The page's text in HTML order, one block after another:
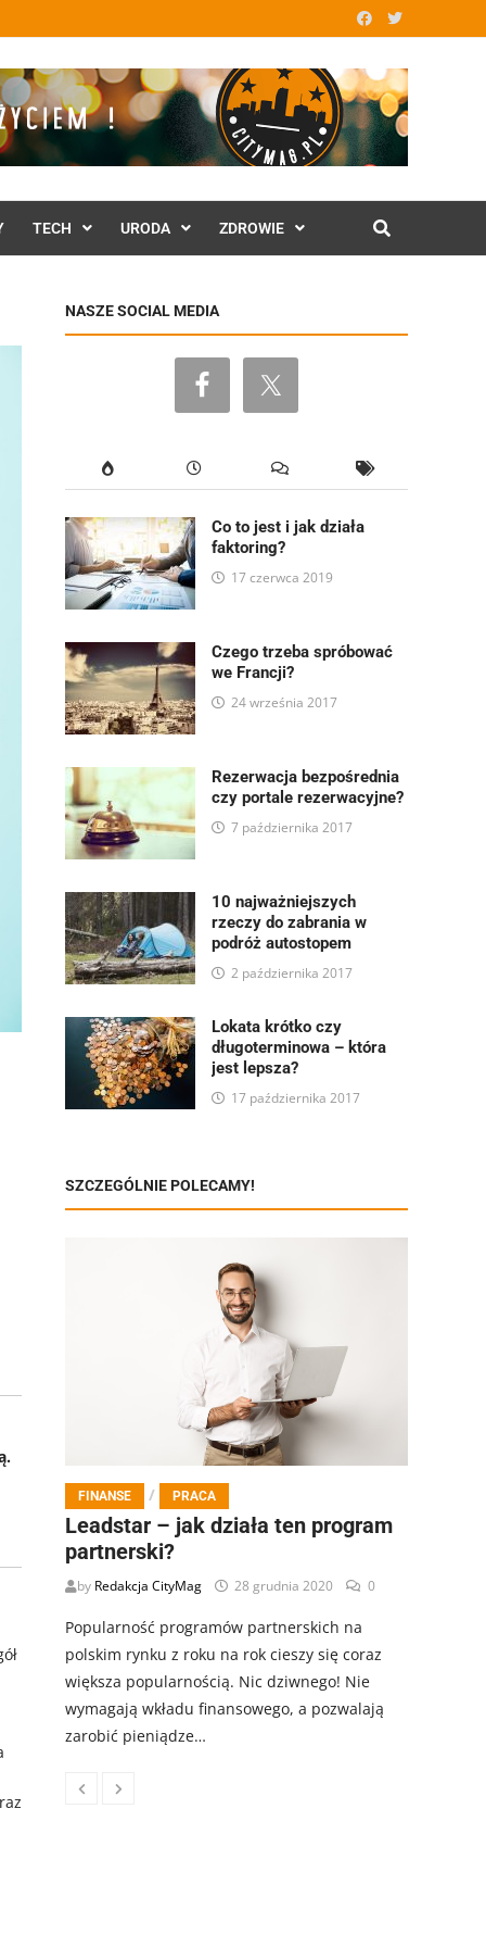
TECH URODA ZDROWIE
NASZE SOCIAL MEDIA
Co to jest i jak działa
faktoring?
17 czerwca 2019
Czego trzeba spróbować
we Francji?
24 września 2017
Rezerwacja bezpośrednia
czy portale rezerwacyjne?
7 października 2017
10 najważniejszych
rzeczy do zabrania w
podróż autostopem
2 października 2017
Lokata krótko czy
długoterminowa – która
jest lepsza?
17 października 2017
SZCZEGÓLNIE POLECAMY!
FINANSE / PRACA
Leadstar – jak działa ten program
partnerski?
by Redakcja CityMag 28 grudnia 2020 0
Popularność programów partnerskich na
polskim rynku z roku na rok cieszy się coraz
większa popularnością. Nic dziwnego! Nie
wymagają wkładu finansowego, a pozwalają
zarobić pieniądze…